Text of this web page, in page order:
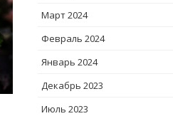
Март 2024
Февраль 2024
Январь 2024
Декабрь 2023
Июль 2023